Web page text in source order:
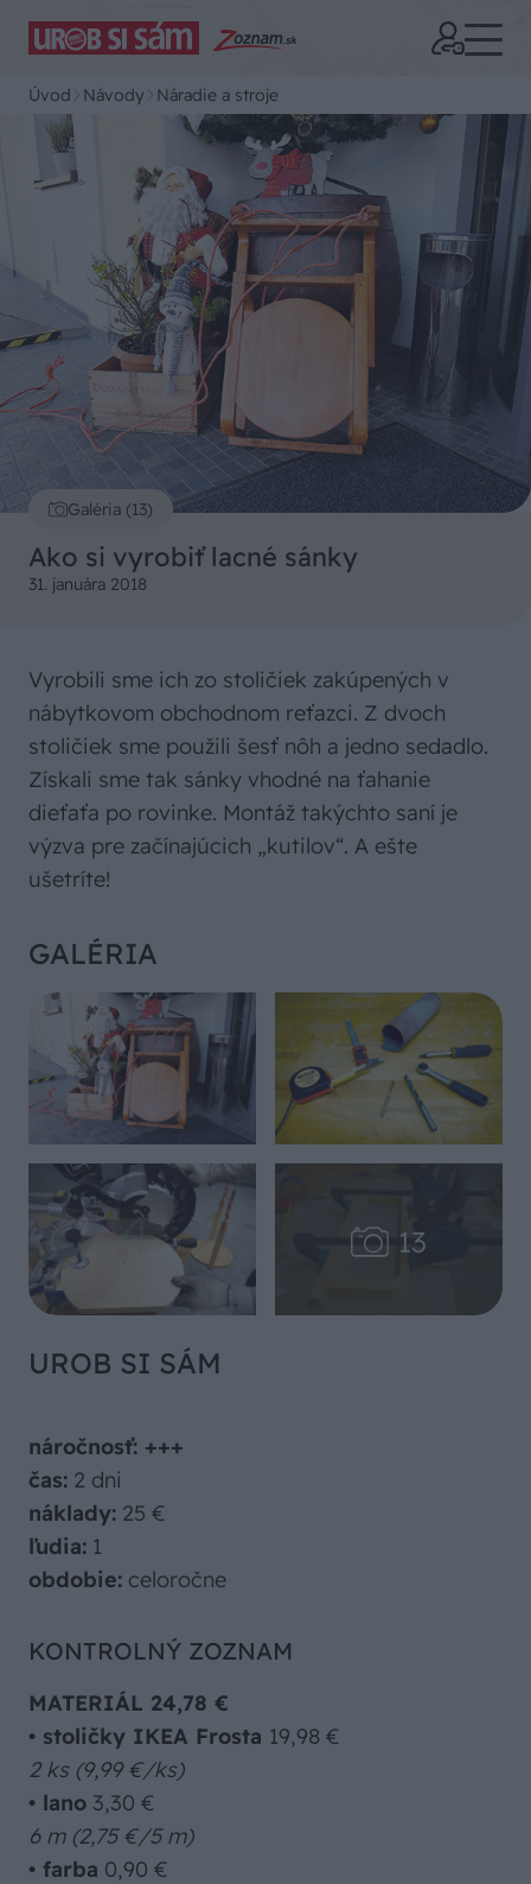
Úvod Návody Náradie a stroje
Galéria (13)
Ako si vyrobiť lacné sánky
31. januára 2018
Vyrobili sme ich zo stoličiek zakúpených v
nábytkovom obchodnom reťazci. Z dvoch
stoličiek sme použili šesť nôh a jedno sedadlo.
Získali sme tak sánky vhodné na ťahanie
dieťaťa po rovinke. Montáž takýchto saní je
výzva pre začínajúcich „kutilov“. A ešte
ušetríte!
GALÉRIA
UROB SI SÁM
náročnosť: +++
čas: 2 dni
náklady: 25 €
ľudia: 1
obdobie: celoročne
KONTROLNÝ ZOZNAM
MATERIÁL 24,78 €
• stoličky IKEA Frosta 19,98 €
2 ks (9,99 €/ks)
• lano 3,30 €
6 m (2,75 €/5 m)
• farba 0,90 €